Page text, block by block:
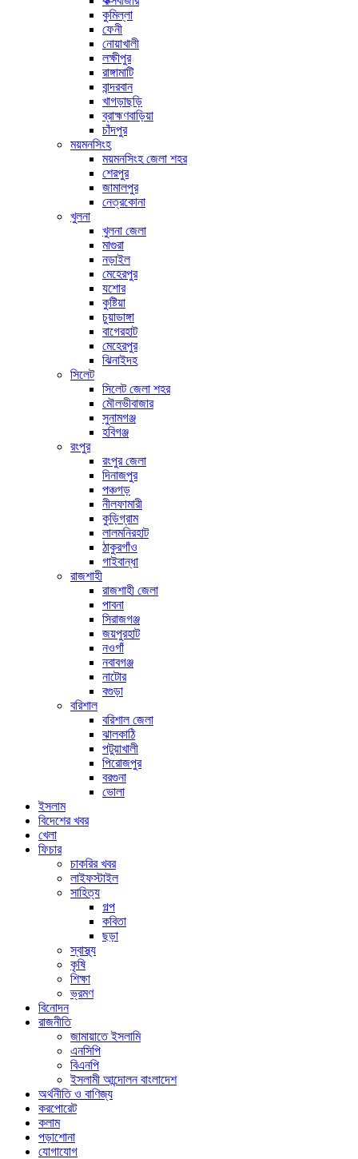
কুমিল্লা
ফেনী
নোয়াখালী
লক্ষীপুর
রাঙ্গামাটি
বান্দরবান
খাগড়াছড়ি
ব্রাহ্মণবাড়িয়া
চাঁদপুর
ময়মনসিংহ
ময়মনসিংহ জেলা শহর
শেরপুর
জামালপুর
নেত্রকোনা
খুলনা
খুলনা জেলা
মাগুরা
নড়াইল
মেহেরপুর
যশোর
কুষ্টিয়া
চুয়াডাঙ্গা
বাগেরহাট
মেহেরপুর
ঝিনাইদহ
সিলেট
সিলেট জেলা শহর
মৌলভীবাজার
সুনামগঞ্জ
হবিগঞ্জ
রংপুর
রংপুর জেলা
দিনাজপুর
পঞ্চগড়
নীলফামারী
কুড়িগ্রাম
লালমনিরহাট
ঠাকুরগাঁও
গাইবান্ধা
রাজশাহী
রাজশাহী জেলা
পাবনা
সিরাজগঞ্জ
জয়পুরহাট
নওগাঁ
নবাবগঞ্জ
নাটোর
বগুড়া
বরিশাল
বরিশাল জেলা
ঝালকাঠি
পটুয়াখালী
পিরোজপুর
বরগুনা
ভোলা
ইসলাম
বিদেশের খবর
খেলা
ফিচার
চাকরির খবর
লাইফস্টাইল
সাহিত্য
গল্প
কবিতা
ছড়া
স্বাস্থ্য
কৃষি
শিক্ষা
ভ্রমণ
বিনোদন
রাজনীতি
জামায়াতে ইসলামি
এনসিপি
বিএনপি
ইসলামী আন্দোলন বাংলাদেশ
অর্থনীতি ও বাণিজ্য
করপোরেট
কলাম
পড়াশোনা
যোগাযোগ